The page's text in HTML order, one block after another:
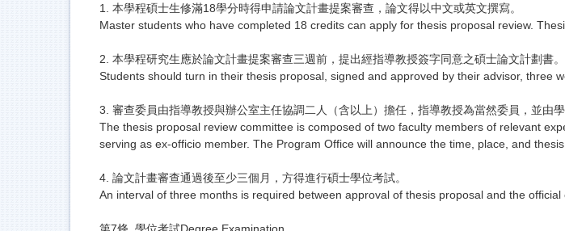
1. 本學程碩士生修滿18學分時得申請論文計畫提案審查，論文得以中文或英文撰寫。
Master students who have completed 18 credits can apply for thesis proposal review.
2. 本學程研究生應於論文計畫提案審查三週前，提出經指導教授簽字同意之碩士論文計劃書。
Students should turn in their thesis proposal, signed and approved by their advisor, three
3. 審查委員由指導教授與辦公室主任協調二人（含以上）擔任，指導教授為當然委員，並由
The thesis proposal review committee is composed of two faculty members of relevant
serving as ex-officio member. The Program Office will announce the time, place, and
4. 論文計畫審查通過後至少三個月，方得進行碩士學位考試。
An interval of three months is required between approval of thesis proposal and the official
第7條. 學位考試Degree Examination